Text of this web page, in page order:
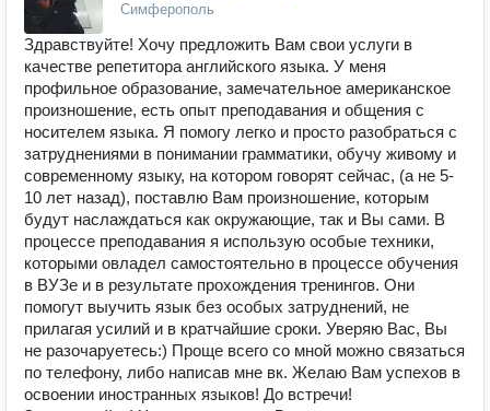
Симферополь
Здравствуйте! Хочу предложить Вам свои услуги в
качестве репетитора английского языка. У меня
профильное образование, замечательное американское
произношение, есть опыт преподавания и общения с
носителем языка. Я помогу легко и просто разобраться с
затруднениями в понимании грамматики, обучу живому и
современному языку, на котором говорят сейчас, (а не 5-
10 лет назад), поставлю Вам произношение, которым
будут наслаждаться как окружающие, так и Вы сами. В
процессе преподавания я использую особые техники,
которыми овладел самостоятельно в процессе обучения
в ВУЗе и в результате прохождения тренингов. Они
помогут выучить язык без особых затруднений, не
прилагая усилий и в кратчайшие сроки. Уверяю Вас, Вы
не разочаруетесь:) Проще всего со мной можно связаться
по телефону, либо написав мне вк. Желаю Вам успехов в
освоении иностранных языков! До встречи!